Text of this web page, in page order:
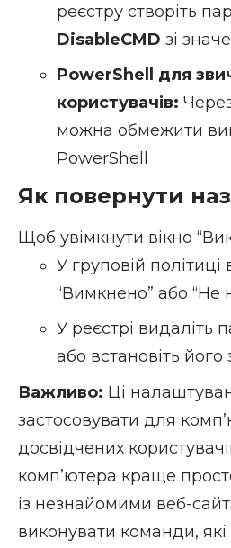
реєстру створіть
DisableCMD зі
PowerShell для
користувачів:
можна обмежити
PowerShell
Як повернути
Щоб увімкнути вікно
У груповій політиці
“Вимкнено” або “Не
У реєстрі видаліть
або встановіть
Важливо: Ці
застосовувати для
досвідчених
комп’ютера краще
із незнайомими веб-
виконувати команди,